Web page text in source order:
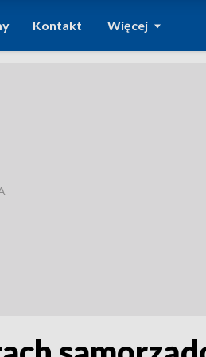
Kontakt Więcej